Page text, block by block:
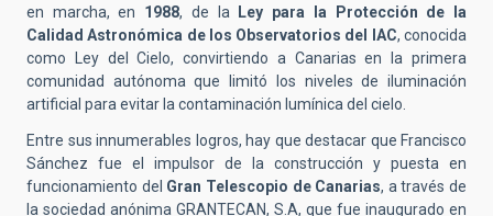
en marcha, en 1988, de la
Ley para la Protección de la
Calidad Astronómica de los Observatorios del IAC, conocida
como Ley del Cielo, convirtiendo a Canarias en la primera
comunidad autónoma que limitó los niveles de iluminación
artificial para evitar la contaminación lumínica del cielo.
Entre sus innumerables logros, hay que destacar que Francisco
Sánchez fue el impulsor de la construcción y puesta en
funcionamiento del Gran Telescopio de Canarias, a través de
la sociedad anónima GRANTECAN, S.A, que fue inaugurado en